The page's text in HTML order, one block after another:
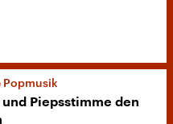
Popmusik
Piepsstimme den